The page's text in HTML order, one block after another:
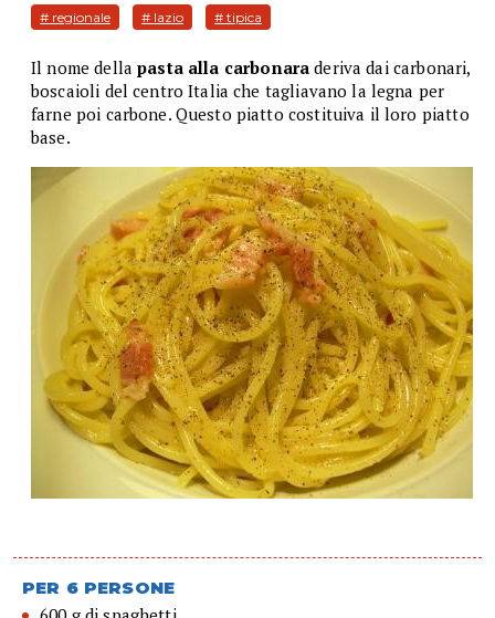
# regionale # lazio # tipica
Il nome dellapasta alla carbonara deriva dai carbonari,
boscaioli del centro Italia che tagliavano la legna per
farne poi carbone. Questo piatto costituiva il loro piatto
base.
PER 6 PERSONE